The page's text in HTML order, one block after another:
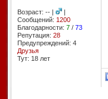
Возраст: -- |
|
Сообщений: 1200
Благодарности: 7/ 73
Репутация: 28
Предупреждений: 4
Друзья
Тут: 18 лет